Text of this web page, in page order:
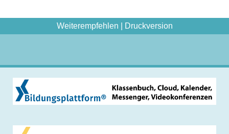
Weiterempfehlen Druckversion